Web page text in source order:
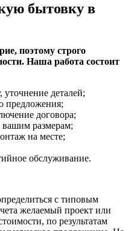
бытовку в
поэтому строго
Наша работа состоит
уточнение деталей;
предложения;
договора;
вашим размерам;
на месте;
обслуживание.
с типовым
желаемый проект или
по результатам